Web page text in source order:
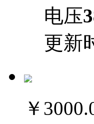
电压
更新
￥